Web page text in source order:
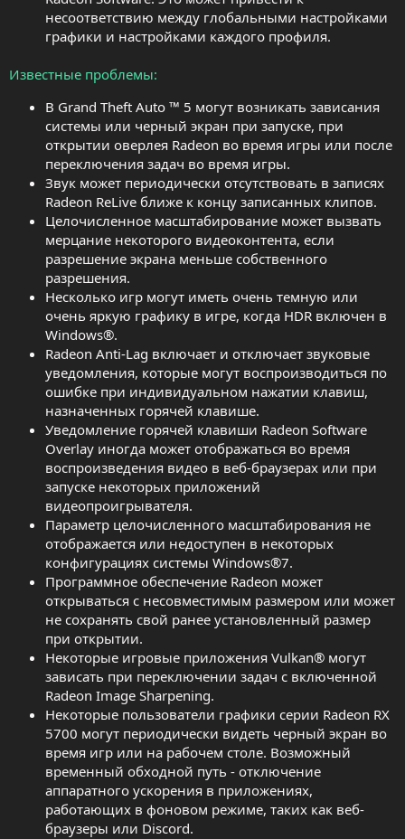
несоответствию между глобальными настройками
графики и настройками каждого профиля.
Известные проблемы
В Grand Theft Auto ™ 5 могут возникать зависания
системы или черный экран при запуске, при
открытии оверлея Radeon во время игры или после
переключения задач во время игры.
Звук может периодически отсутствовать в записях
Radeon ReLive ближе к концу записанных клипов.
Целочисленное масштабирование может вызвать
мерцание некоторого видеоконтента, если
разрешение экрана меньше собственного
разрешения.
Несколько игр могут иметь очень темную или
очень яркую графику в игре, когда HDR включен в
Windows®.
Radeon Anti-Lag включает и отключает звуковые
уведомления, которые могут воспроизводиться по
ошибке при индивидуальном нажатии клавиш,
назначенных горячей клавише.
Уведомление горячей клавиши Radeon Software
Overlay иногда может отображаться во время
воспроизведения видео в веб-браузерах или при
запуске некоторых приложений
видеопроигрывателя.
Параметр целочисленного масштабирования не
отображается или недоступен в некоторых
конфигурациях системы Windows®7.
Программное обеспечение Radeon может
открываться с несовместимым размером или может
не сохранять свой ранее установленный размер
при открытии.
Некоторые игровые приложения Vulkan® могут
зависать при переключении задач с включенной
Radeon Image Sharpening.
Некоторые пользователи графики серии Radeon RX
5700 могут периодически видеть черный экран во
время игр или на рабочем столе. Возможный
временный обходной путь - отключение
аппаратного ускорения в приложениях,
работающих в фоновом режиме, таких как веб-
браузеры или Discord.